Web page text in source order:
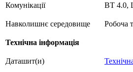
Комунікації
BT 4.0,
Навколишнє середовище Робоча
Технічна інформація
Даташит(и)